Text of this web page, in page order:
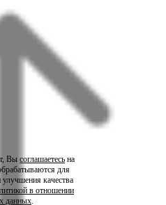
Вы соглашаетесь на
для
качества
в отношении
данных.